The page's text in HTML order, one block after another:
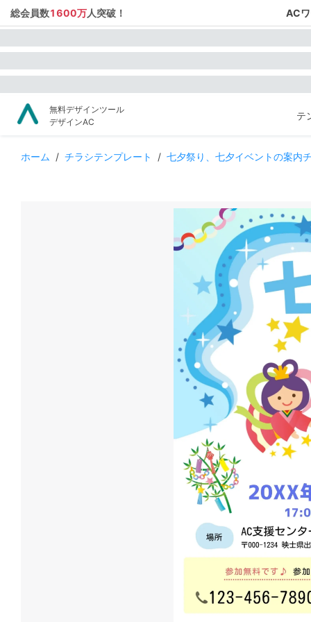
総会員数1600万人突破！ AC
無料デザインツール
デザインAC
テ
ホーム / チラシテンプレート / 七夕祭り、七夕イベントの案内